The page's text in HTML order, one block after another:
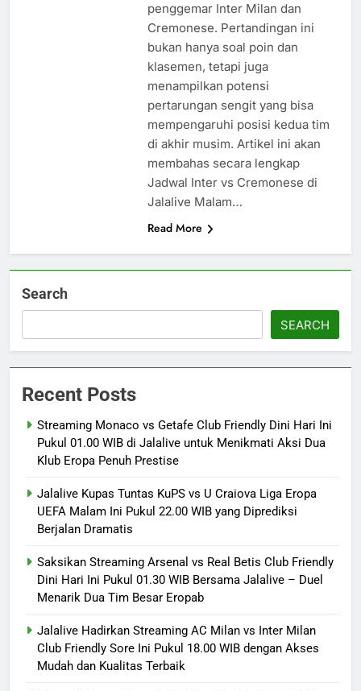
penggemar Inter Milan dan
Cremonese. Pertandingan ini
bukan hanya soal poin dan
klasemen, tetapi juga
menampilkan potensi
pertarungan sengit yang bisa
mempengaruhi posisi kedua tim
di akhir musim. Artikel ini akan
membahas secara lengkap
Jadwal Inter vs Cremonese di
Jalalive Malam…
Read More
Search
SEARCH
Recent Posts
Streaming Monaco vs Getafe Club Friendly Dini Hari Ini
Pukul 01.00 WIB di Jalalive untuk Menikmati Aksi Dua
Klub Eropa Penuh Prestise
Jalalive Kupas Tuntas KuPS vs U Craiova Liga Eropa
UEFA Malam Ini Pukul 22.00 WIB yang Diprediksi
Berjalan Dramatis
Saksikan Streaming Arsenal vs Real Betis Club Friendly
Dini Hari Ini Pukul 01.30 WIB Bersama Jalalive – Duel
Menarik Dua Tim Besar Eropab
Jalalive Hadirkan Streaming AC Milan vs Inter Milan
Club Friendly Sore Ini Pukul 18.00 WIB dengan Akses
Mudah dan Kualitas Terbaik